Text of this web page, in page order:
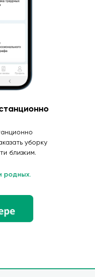
уборку
близким.
родных.